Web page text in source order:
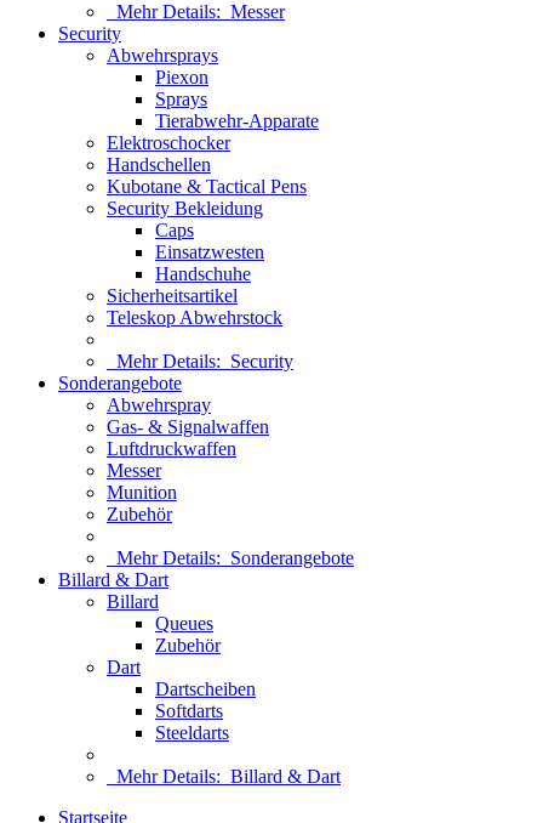
Mehr Details: Messer
Security
Abwehrsprays
Piexon
Sprays
Tierabwehr-Apparate
Elektroschocker
Handschellen
Kubotane & Tactical Pens
Security Bekleidung
Caps
Einsatzwesten
Handschuhe
Sicherheitsartikel
Teleskop Abwehrstock
Mehr Details: Security
Sonderangebote
Abwehrspray
Gas- & Signalwaffen
Luftdruckwaffen
Messer
Munition
Zubehör
Mehr Details: Sonderangebote
Billard & Dart
Billard
Queues
Zubehör
Dart
Dartscheiben
Softdarts
Steeldarts
Mehr Details: Billard & Dart
Startseite